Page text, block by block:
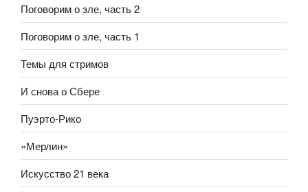
Поговорим о зле, часть 2
Поговорим о зле, часть 1
Темы для стримов
И снова о Сбере
Пуэрто-Рико
«Мерлин»
Искусство 21 века